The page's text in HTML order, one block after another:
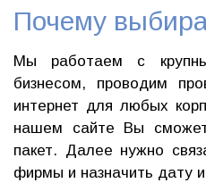
Почему
Мы работаем с
бизнесом, проводим
интернет для любых
нашем сайте Вы
пакет. Далее нужно
фирмы и назначить дату